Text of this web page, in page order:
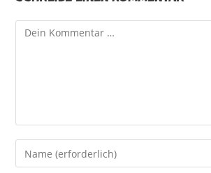
Kommentar
Gib
deinen